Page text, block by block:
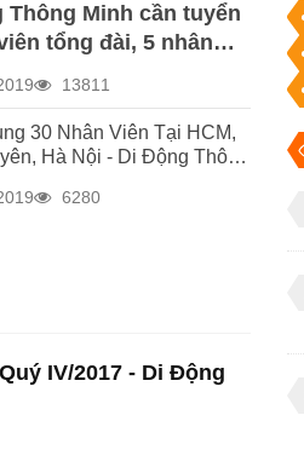
Thông Minh cần tuyển
tổng đài, 5 nhân
hàng,kỹ thuật viên
Động Thông Minh
13811
30 Nhân Viên Tại HCM,
Hà Nội - Di Động Thông
6280
IV/2017 - Di Động